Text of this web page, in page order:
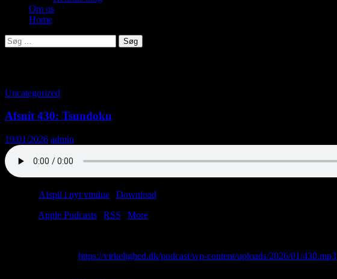
Om os
Home
Søg
efter:
Uncategorized
Afsnit 430: Tsundoku
19/01/2026 admin
Afspil i nyt vindue Download
Apple Podcasts RSS
More
https://virkelighed.dk/podcast/wp-content/uploads/2026/01/430.mp3